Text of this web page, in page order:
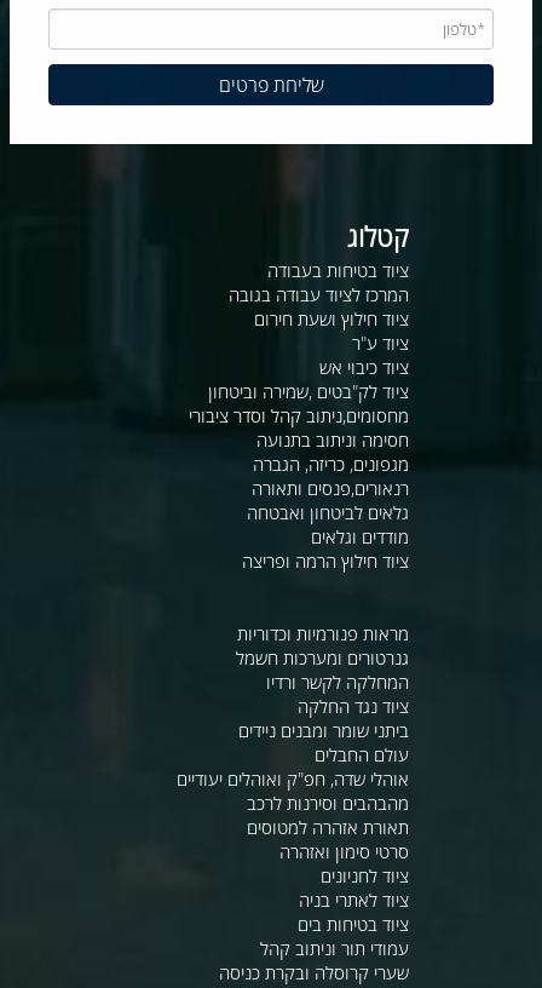
קטלוג
ציוד בטיחות בעבודה
המרכז לציוד עבודה בגובה
ציוד חילוץ ושעת חירום
ציוד ע"ר
ציוד כיבוי אש
ציוד לק"בטים ,שמירה וביטחון
מחסומים,ניתוב קהל וסדר ציבורי
חסימה וניתוב בתנועה
מגפונים, כריזה, הגברה
רנאורים,פנסים ותאורה
גלאים לביטחון ואבטחה
מודדים וגלאים
ציוד חילוץ הרמה ופריצה
מראות פנורמיות וכדוריות
גנרטורים ומערכות חשמל
המחלקה לקשר ורדיו
ציוד נגד החלקה
ביתני שומר ומבנים ניידים
עולם החבלים
אוהלי שדה, חפ"ק ואוהלים יעודיים
מהבהבים וסירנות לרכב
תאורת אזהרה למטוסים
סרטי סימון ואזהרה
ציוד לחניונים
ציוד לאתרי בניה
ציוד בטיחות בים
עמודי תור וניתוב קהל
שערי קרוסלה ובקרת כניסה